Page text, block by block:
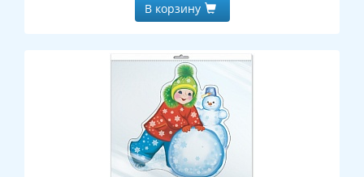
В корзину